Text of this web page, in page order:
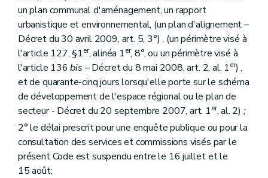
Art. 114
Section 3 De l'introduction et de l'instruction de la demande de permis
Art. 115
Art. 116
Section 4 De la décision du collège des bourgmestre et échevins
Art. 117
Section 5 De la saisine du fonctionnaire délégué
Art. 118
Section 6 Des recours
Art. 119
Art. 120
Art. 121
Art. 122
Art. 123
Section 7
un plan communal d'aménagement, un rapport
urbanistique et environnemental, (un plan d'alignement –
Décret du 30 avril 2009, art. 5, 3°) , (un périmètre visé à
l'article 127, §1er, alinéa 1er, 8°, ou un périmètre visé à
l'article 136bis – Décret du 8 mai 2008, art. 2, al. 1er) ,
et de quarante-cinq jours lorsqu'elle porte sur le schéma
de développement de l'espace régional ou le plan de
secteur - Décret du 20 septembre 2007, art. 1er, al. 2) ;
2° le délai prescrit pour une enquête publique ou pour la
consultation des services et commissions visés par le
présent Code est suspendu entre le 16 juillet et le
15 août;